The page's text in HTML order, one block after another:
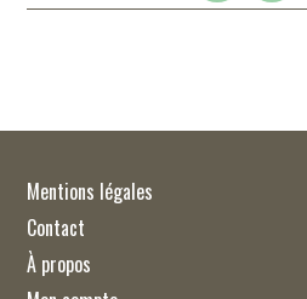
Mentions légales
Contact
À propos